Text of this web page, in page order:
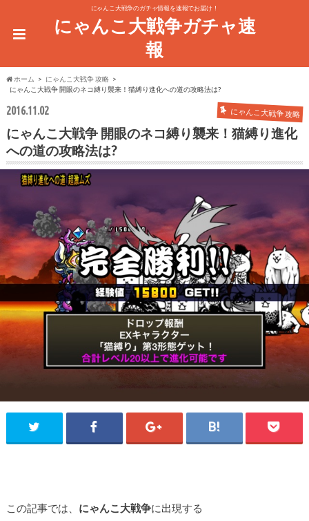
にゃんこ大戦争のガチャ情報を速報でお届け！
にゃんこ大戦争ガチャ速
報
ホーム
にゃんこ大戦争 攻略
にゃんこ大戦争 開眼のネコ縛り襲来！猫縛り進化への道の攻略法は?
2016.11.02 にゃんこ大戦争 攻略
にゃんこ大戦争 開眼のネコ縛り襲来！猫縛り進化
への道の攻略法は?
この記事では、 にゃんこ大戦争に出現する